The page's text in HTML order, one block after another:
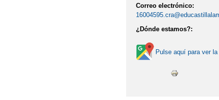
Correo electrónico:
¿Dónde estamos?:
Pulse aquí para ver